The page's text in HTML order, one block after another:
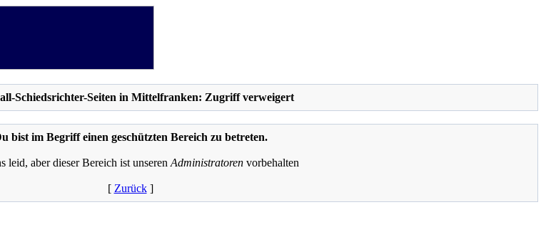
Schiedsrichter-Seiten in Mittelfranken: Zugriff verweigert
bist im Begriff einen geschützten Bereich zu betreten.
leid, aber dieser Bereich ist unseren Administratoren vorbehalten
[ Zurück]